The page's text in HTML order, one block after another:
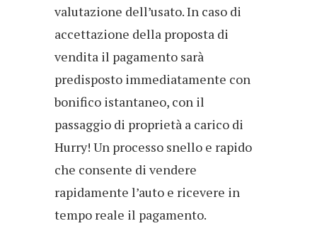
valutazione dell’usato. In caso di
accettazione della proposta di
vendita il pagamento sarà
predisposto immediatamente con
bonifico istantaneo, con il
passaggio di proprietà a carico di
Hurry! Un processo snello e rapido
che consente di vendere
rapidamente l’auto e ricevere in
tempo reale il pagamento.